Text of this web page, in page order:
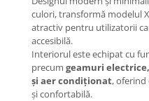
Mecanică
Furci / mânere principale &
secundare
Pliere, pasadores & tije
Crickuri / suporturi parcare
culori, transformă modelul
atractiv pentru utilizatorii
accesibilă.
Interiorul este echipat cu
precum geamuri
și aer condiționat,
și confortabilă.